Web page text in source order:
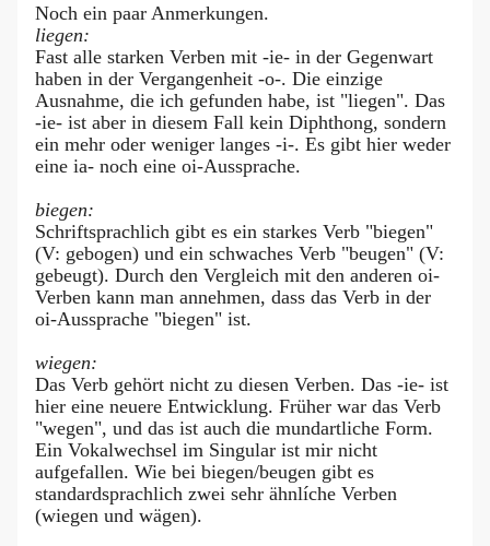
Noch ein paar Anmerkungen.
liegen:
Fast alle starken Verben mit -ie- in der Gegenwart
haben in der Vergangenheit -o-. Die einzige
Ausnahme, die ich gefunden habe, ist "liegen". Das
-ie- ist aber in diesem Fall kein Diphthong, sondern
ein mehr oder weniger langes -i-. Es gibt hier weder
eine ia- noch eine oi-Aussprache.
biegen:
Schriftsprachlich gibt es ein starkes Verb "biegen"
(V: gebogen) und ein schwaches Verb "beugen" (V:
gebeugt). Durch den Vergleich mit den anderen oi-
Verben kann man annehmen, dass das Verb in der
oi-Aussprache "biegen" ist.
wiegen:
Das Verb gehört nicht zu diesen Verben. Das -ie- ist
hier eine neuere Entwicklung. Früher war das Verb
"wegen", und das ist auch die mundartliche Form.
Ein Vokalwechsel im Singular ist mir nicht
aufgefallen. Wie bei biegen/beugen gibt es
standardsprachlich zwei sehr ähnlíche Verben
(wiegen und wägen).